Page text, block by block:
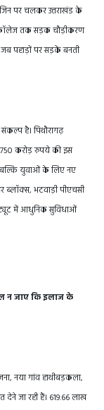
पर चलकर उत्तराखंड के
तक सड़क चौड़ीकरण
जब पहाड़ों पर सड़कें बनती
है। पिथौरागढ़
करोड़ रुपये की इस
बल्कि युवाओं के लिए नए
भटवाड़ी पीएचसी
में आधुनिक सुविधाओं
न जाए कि इलाज के
नया गांव हाथीबड़कला,
देने जा रही हैं। 619.66 लाख